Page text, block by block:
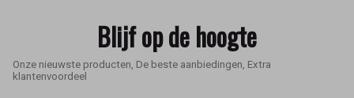
Blijf op de hoogte
Onze nieuwste producten, De beste aanbiedingen, Extra
klantenvoordeel